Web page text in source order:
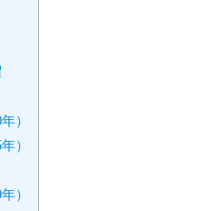
）
）
）